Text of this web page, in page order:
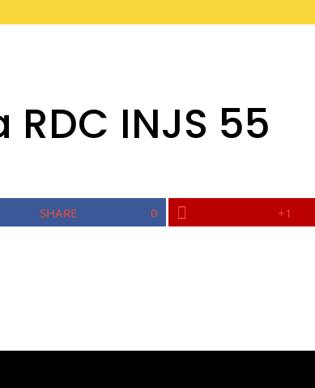
INJS 55
SHARE 0 +1